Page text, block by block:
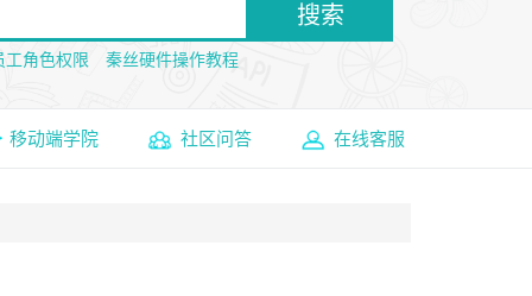
搜索
工角色权限 秦丝硬件操作教程
移动端学院 社区问答 在线客服